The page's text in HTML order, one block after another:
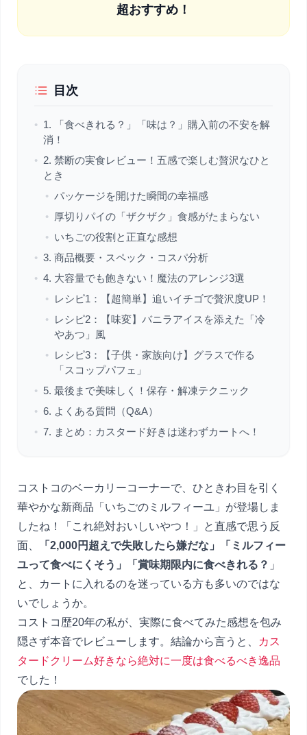
超おすすめ！
目次
• 1. 「食べきれる？」「味は？」購入前の不安を解
消！
• 2. 禁断の実食レビュー！五感で楽しむ贅沢なひと
とき
• パッケージを開けた瞬間の幸福感
•
厚切りパイの「ザクザク」食感がたまらない
• いちごの役割と正直な感想
• 3. 商品概要・スペック・コスパ分析
• 4. 大容量でも飽きない！魔法のアレンジ3選
•
レシピ1：【超簡単】追いイチゴで贅沢度UP！
•
レシピ2：【味変】バニラアイスを添えた「冷
やあつ」風
•
レシピ3：【子供・家族向け】グラスで作る
「スコップパフェ」
• 5. 最後まで美味しく！保存・解凍テクニック
• 6. よくある質問（Q&A）
• 7. まとめ：カスタード好きは迷わずカートへ！
コストコのベーカリーコーナーで、ひときわ目を引く
華やかな新商品「いちごのミルフィーユ」が登場しま
したね！「これ絶対おいしいやつ！」と直感で思う反
面、
「2,000円超えで失敗したら嫌だな」「ミルフィー
ユって食べにくそう」「賞味期限内に食べきれる？ 」
と、カートに入れるのを迷っている方も多いのではな
いでしょうか。
コストコ歴20年の私が、実際に食べてみた感想を包み
隠さず本音でレビューします。結論から言うと、
カス
タードクリーム好きなら絶対に一度は食べるべき逸品
でした！